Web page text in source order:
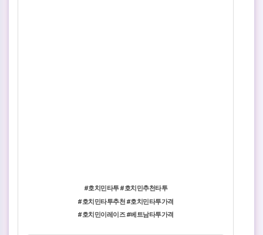
#호치민타투 #호치민추천타투
#호치민타투추천 #호치민타투가격
#호치민이레이즈 #베트남타투가격